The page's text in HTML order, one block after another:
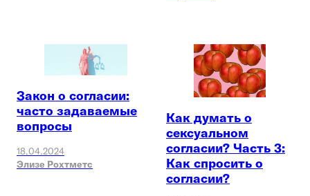
Закон о согласии:
часто задаваемые
вопросы
18.04.2024
Элизе Рохтметс
Как думать о
сексуальном
согласии? Часть 3:
Как спросить о
согласии?